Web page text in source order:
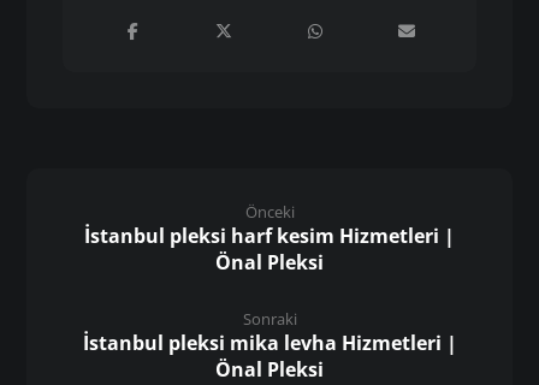
Önceki
İstanbul pleksi harf kesim Hizmetleri |
Önal Pleksi
Sonraki
İstanbul pleksi mika levha Hizmetleri |
Önal Pleksi